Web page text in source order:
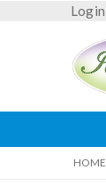
Login
HOME